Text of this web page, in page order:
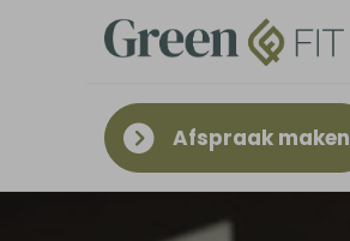
Afspraak maken